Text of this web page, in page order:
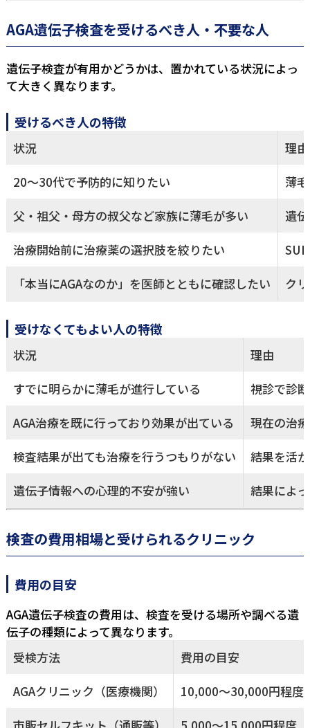
AGA遺伝子検査を受けるべき人・不要な人
遺伝子検査が有用かどうかは、置かれている状況によっ
て大きく異なります。
受けるべき人の特徴
状況
理由
20〜30代で予防的に知りたい
薄
父・祖父・母方の叔父など家族に薄毛が多い
遺
治療開始前に治療薬の選択肢を絞りたい
「本当にAGAなのか」を医師とともに確認したい
ク
受けなくてもよい人の特徴
状況
理由
すでに明らかに薄毛が進行している
視診で診
AGA治療を既に行っており効果が出ている
現在の治
検査結果が出ても治療を行うつもりがない
結果を活
遺伝子情報への心理的不安が強い
結果によ
検査の費用相場と受けられるクリニック
費用の目安
AGA遺伝子検査の費用は、検査を受ける場所や調べる遺
伝子の種類によって異なります。
受検方法
費用の目安
AGAクリニック（医療機関）
10,000〜30,000円程度